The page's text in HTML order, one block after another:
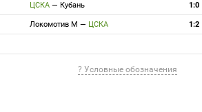
ЦСКА — Кубань 1:0
Локомотив М — ЦСКА 1:2
? Условные обозначения